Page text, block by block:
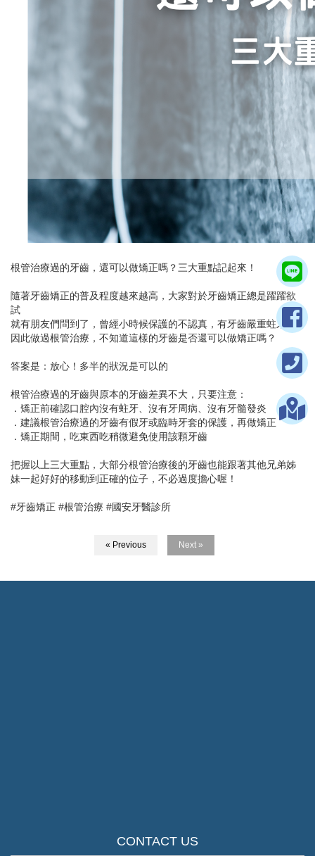
根管治療過的牙齒，還可以做矯正嗎？三大重點記起來！
隨著牙齒矯正的普及程度越來越高，大家對於牙齒矯正總是躍躍欲
試
就有朋友們問到了，曾經小時候保護的不認真，有牙齒嚴重蛀牙過
因此做過根管治療，不知道這樣的牙齒是否還可以做矯正嗎？
答案是：放心！多半的狀況是可以的
根管治療過的牙齒與原本的牙齒差異不大，只要注意：
．矯正前確認口腔內沒有蛀牙、沒有牙周病、沒有牙髓發炎
．建議根管治療過的牙齒有假牙或臨時牙套的保護，再做矯正
．矯正期間，吃東西吃稍微避免使用該顆牙齒
把握以上三大重點，大部分根管治療後的牙齒也能跟著其他兄弟姊
妹一起好好的移動到正確的位子，不必過度擔心喔！
#牙齒矯正 #根管治療 #國安牙醫診所
« Previous Next »
CONTACT US